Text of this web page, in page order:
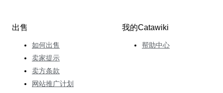
出售
如何出售
卖家提示
卖方条款
网站推广计划
我的Catawiki
帮助中心